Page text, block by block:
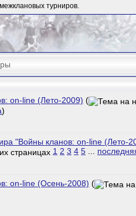
турниров.
on-line (Лето-2009) (
)
"Войны кланов: on-line (Лето-
1 2 3 4 5 ...
on-line (Осень-2008) (